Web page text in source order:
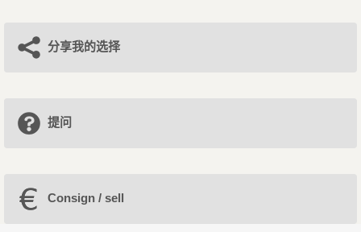
分享我的选择
提问
Consign / sell